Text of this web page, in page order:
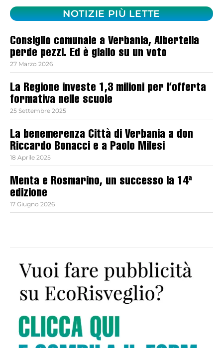
NOTIZIE PIÙ LETTE
Consiglio comunale a Verbania, Albertella
perde pezzi. Ed è giallo su un voto
27 Marzo 2026
La Regione investe 1,3 milioni per l’offerta
formativa nelle scuole
25 Settembre 2025
La benemerenza Città di Verbania a don
Riccardo Bonacci e a Paolo Milesi
18 Aprile 2025
Menta e Rosmarino, un successo la 14ª
edizione
17 Giugno 2026